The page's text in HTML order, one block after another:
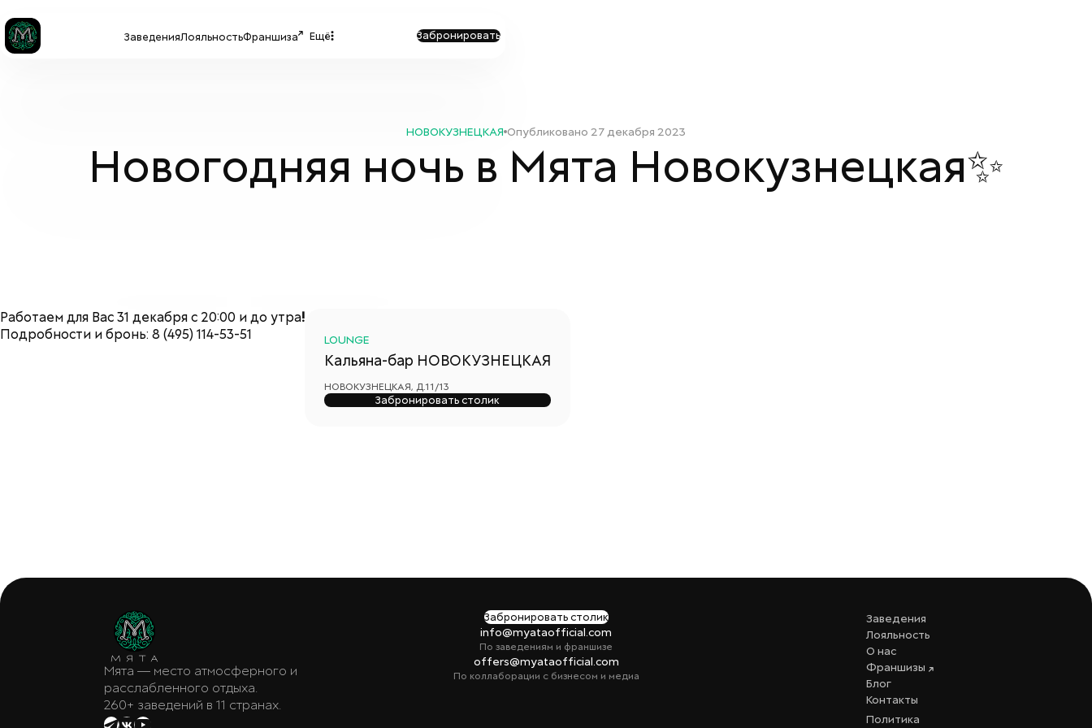
ЗаведенияЛояльностьФраншиза Ещё Забронировать
НОВОКУЗНЕЦКАЯ Опубликовано 27 декабря 2023
Новогодняя ночь в Мята Новокузнецкая✨
Работаем для Вас 31 декабря с 20:00 и до утра!
Подробности и бронь: 8 (495) 114-53-51
LOUNGE
Кальяна-бар НОВОКУЗНЕЦКАЯ
НОВОКУЗНЕЦКАЯ, Д.11/13
Забронировать столик
Мята — место атмосферного и
расслабленного отдыха.
260+ заведений в 11 странах.
Забронировать столик
info@myataofficial.com
По заведениям и франшизе
offers@myataofficial.com
По коллаборации с бизнесом и медиа
Заведения
Лояльность
О нас
Франшизы
Блог
Контакты
Политика